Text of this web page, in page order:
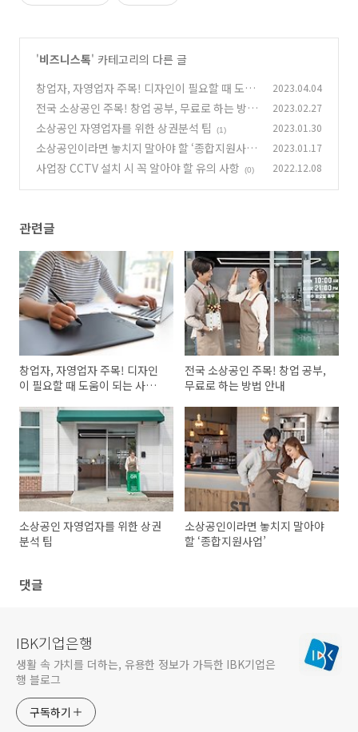
'비즈니스톡' 카테고리의 다른 글
창업자, 자영업자 주목! 디자인이 필요할 때 도움
이 되는 사이트 및 툴 안내
(1)
2023.04.04
전국 소상공인 주목! 창업 공부, 무료로 하는 방법
안내
(0)
2023.02.27
소상공인 자영업자를 위한 상권분석 팁 (1) 2023.01.30
소상공인이라면 놓치지 말아야 할 ‘종합지원사
업’
(0)
2023.01.17
사업장 CCTV 설치 시 꼭 알아야 할 유의 사항 (0) 2022.12.08
관련글
창업자, 자영업자 주목! 디자인
이 필요할 때 도움이 되는 사이
전국 소상공인 주목! 창업 공부,
무료로 하는 방법 안내
소상공인 자영업자를 위한 상권
분석 팁
소상공인이라면 놓치지 말아야
할 ‘종합지원사업’
댓글
IBK기업은행
생활 속 가치를 더하는, 유용한 정보가 가득한 IBK기업은
행 블로그
구독하기